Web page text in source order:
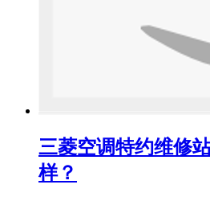
三菱空调特约维修
样？